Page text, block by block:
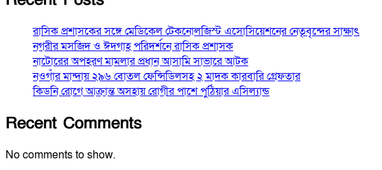
রাসিক প্রশাসকের সঙ্গে মেডিকেল টেকনোলজিস্ট এসোসিয়েশনের নেতৃবৃন্দের সাক্ষাৎ
নগরীর মসজিদ ও ঈদগাহ পরিদর্শনে রাসিক প্রশাসক
নাটোরের অপহরণ মামলার প্রধান আসামি সাভারে আটক
নওগাঁর মান্দায় ২৯৬ বোতল ফেন্সিডিলসহ ২ মাদক কারবারি গ্রেফতার
কিডনি রোগে আক্রান্ত অসহায় রোগীর পাশে পুঠিয়ার এসিল্যান্ড
Recent Comments
No comments to show.